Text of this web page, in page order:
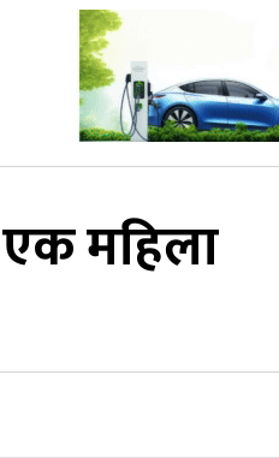
महिला